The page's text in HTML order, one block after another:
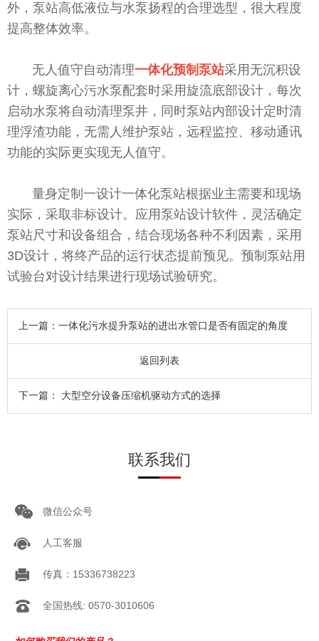
外，泵站高低液位与水泵扬程的合理选型，很大程度
提高整体效率。
无人值守自动清理一体化预制泵站采用无沉积设
计，螺旋离心污水泵配套时采用旋流底部设计，每次
启动水泵将自动清理泵井，同时泵站内部设计定时清
理浮渣功能，无需人维护泵站，远程监控、移动通讯
功能的实际更实现无人值守。
量身定制一设计一体化泵站根据业主需要和现场
实际，采取非标设计。应用泵站设计软件，灵活确定
泵站尺寸和设备组合，结合现场各种不利因素，采用
3D设计，将终产品的运行状态提前预见。预制泵站用
试验台对设计结果进行现场试验研究。
上一篇： 一体化污水提升泵站的进出水管口是否有固定的角度
返回列表
下一篇： 大型空分设备压缩机驱动方式的选择
联系我们
微信公众号
人工客服
传真：15336738223
全国热线: 0570-3010606